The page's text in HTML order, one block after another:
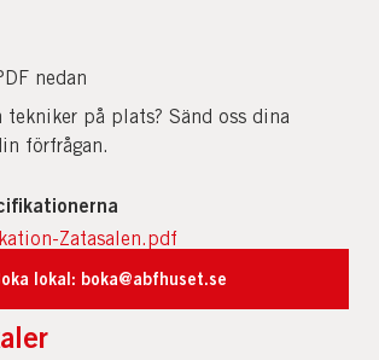
nedan
på plats? Sänd oss dina
förfrågan.
Zatasalen.pdf
lokal: boka@abfhuset.se